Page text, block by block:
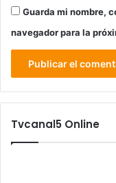
Guarda mi nombre,
navegador para la
Tvcanal5 Online